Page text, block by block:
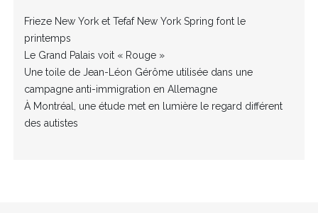
Frieze New York et Tefaf New York Spring font le
printemps
Le Grand Palais voit « Rouge »
Une toile de Jean-Léon Gérôme utilisée dans une
campagne anti-immigration en Allemagne
À Montréal, une étude met en lumière le regard différent
des autistes